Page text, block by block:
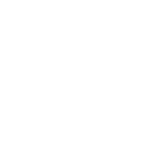
барабанные
вальцовые
для фронтальных погрузчиков